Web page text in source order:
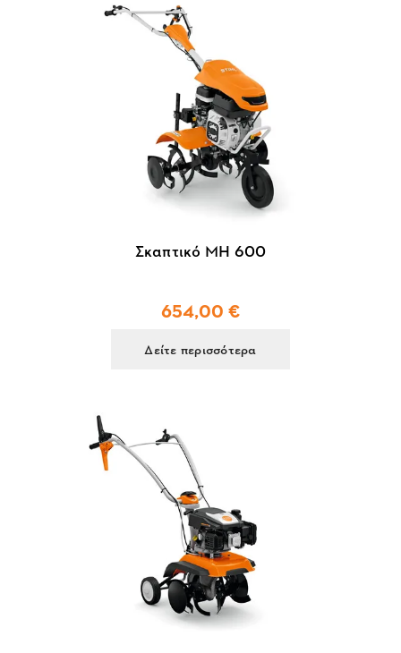
Σκαπτικό MH 600
654,00 €
Δείτε περισσότερα